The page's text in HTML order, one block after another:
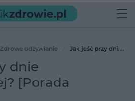
Zdrowe odżywianie
Jak jeść przy dnie
dnie
[Porada